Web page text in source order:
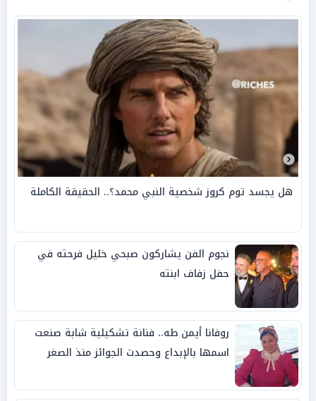
هل يجسد توم كروز شخصية النبي محمد؟.. الحقيقة الكاملة
نجوم الفن يشاركون صبحي خليل فرحته في
حفل زفاف ابنته
روفانا أيمن طه.. فنانة تشكيلية شابة صنعت
اسمها بالإبداع وحصدت الجوائز منذ الصغر